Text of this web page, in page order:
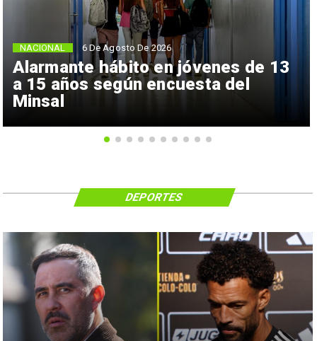
Alarmante hábito en jóvenes de 13
a 15 años según encuesta del
Minsal
NACIONAL 6 De Agosto De 2026
DEPORTES